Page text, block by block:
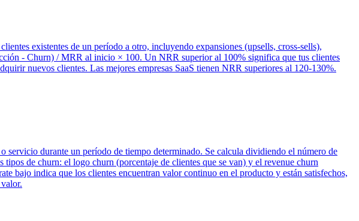
existentes de un período a otro, incluyendo expansiones (upsells, cross-sells),
- Churn) / MRR al inicio × 100. Un NRR superior al 100% significa que tus clientes
nuevos clientes. Las mejores empresas SaaS tienen NRR superiores al 120-130%.
servicio durante un período de tiempo determinado. Se calcula dividiendo el número de
de churn: el logo churn (porcentaje de clientes que se van) y el revenue churn
bajo indica que los clientes encuentran valor continuo en el producto y están satisfechos,